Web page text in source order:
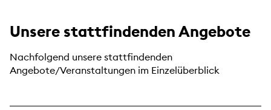
Unsere stattfindenden Angebote
Nachfolgend unsere stattfindenden
Angebote/Veranstaltungen im Einzelüberblick